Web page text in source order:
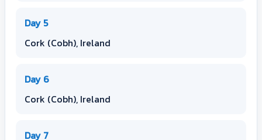
Day 5
Cork (Cobh), Ireland
Day 6
Cork (Cobh), Ireland
Day 7